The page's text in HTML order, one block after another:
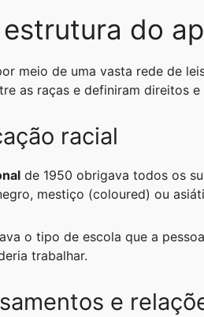
do
meio de uma vasta rede de
as raças e definiram direitos
racial
de 1950 obrigava todos os
mestiço (coloured) ou
o tipo de escola que a
trabalhar.
e